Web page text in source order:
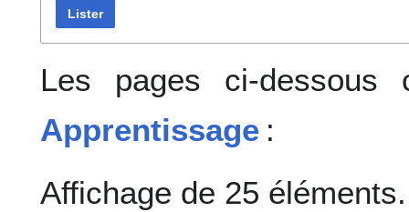
Lister
Les pages ci-dessous
Apprentissage :
Affichage de 25 éléments.